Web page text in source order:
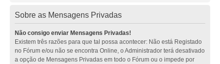
Sobre as Mensagens Privadas
Não consigo enviar Mensagens Privadas!
Existem três razões para que tal possa acontecer: Não está Registado
no Fórum e/ou não se encontra Online, o Administrador terá desativado
a opção de Mensagens Privadas em todo o Fórum ou o impede por